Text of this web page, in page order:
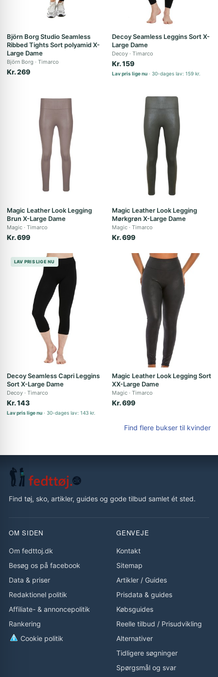
Björn Borg Studio Seamless
Ribbed Tights Sort polyamid X-
Large Dame
Björn Borg Timarco
Kr. 269
Decoy Seamless Leggins Sort X-
Large Dame
Decoy Timarco
Kr. 159
Lav pris lige nu 30-dages lav: 159 kr.
Magic Leather Look Legging
Brun X-Large Dame
Magic Timarco
Kr. 699
Magic Leather Look Legging
Mørkgrøn X-Large Dame
Magic Timarco
Kr. 699
LAV PRIS LIGE NU
Decoy Seamless Capri Leggins
Sort X-Large Dame
Decoy Timarco
Kr. 143
Lav pris lige nu 30-dages lav: 143 kr.
Magic Leather Look Legging Sort
XX-Large Dame
Magic Timarco
Kr. 699
Find flere bukser til kvinder
Find tøj, sko, artikler, guides og gode tilbud samlet ét sted.
OM SIDEN
Om fedttoj.dk
Besøg os på facebook
Data & priser
Redaktionel politik
Affiliate- & annoncepolitik
Rankering
Cookie politik
GENVEJE
Kontakt
Sitemap
Artikler / Guides
Prisdata & guides
Købsguides
Reelle tilbud / Prisudvikling
Alternativer
Tidligere søgninger
Spørgsmål og svar